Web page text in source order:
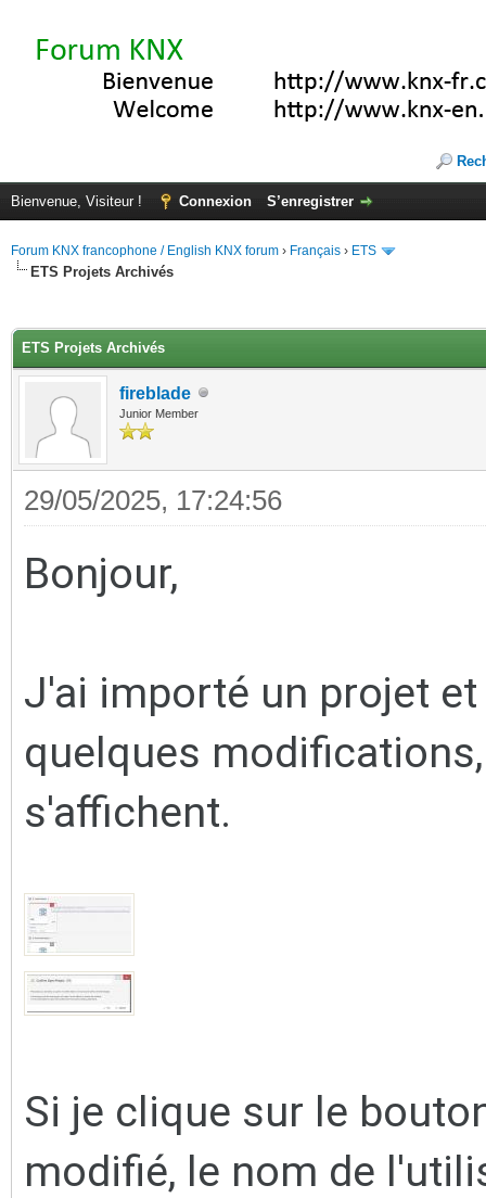
Bienvenue, Visiteur ! Connexion S’enregistrer
Forum KNX francophone / English KNX forum › Français › ETS
ETS Projets Archivés
ETS Projets Archivés
fireblade
Junior Member
29/05/2025, 17:24:56
Bonjour,
J'ai importé un projet
quelques
s'affichent.
Si je clique sur le
modifié, le nom de